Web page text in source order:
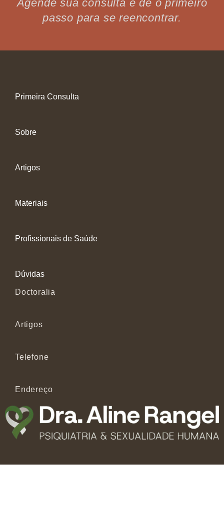
Agende sua consulta e dê o primeiro
passo para se reencontrar.
Primeira Consulta
Sobre
Artigos
Materiais
Profissionais de Saúde
Dúvidas
Doctoralia
Artigos
Telefone
Endereço